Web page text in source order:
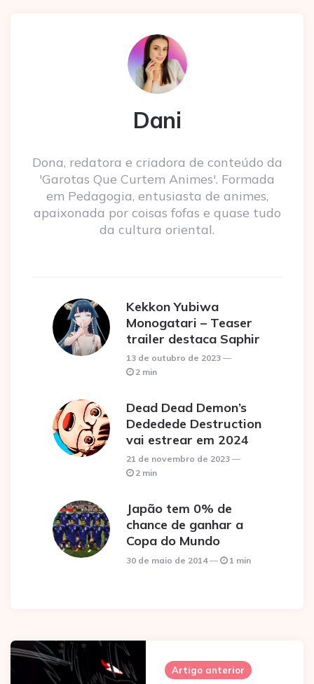
Dani
Dona, redatora e criadora de conteúdo da
'Garotas Que Curtem Animes'. Formada
em Pedagogia, entusiasta de animes,
apaixonada por coisas fofas e quase tudo
da cultura oriental.
Kekkon Yubiwa
Monogatari – Teaser
trailer destaca Saphir
13 de outubro de 2023
2 min
Dead Dead Demon’s
Dededede Destruction
vai estrear em 2024
21 de novembro de 2023
2 min
Japão tem 0% de
chance de ganhar a
Copa do Mundo
30 de maio de 2014 1 min
Post
navigation
Artigo anterior